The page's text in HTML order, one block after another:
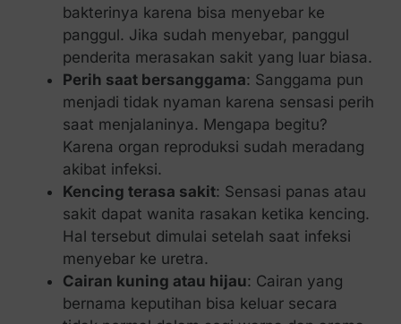
bakterinya karena bisa menyebar ke
panggul. Jika sudah menyebar, panggul
penderita merasakan sakit yang luar biasa.
Perih saat bersanggama: Sanggama pun
menjadi tidak nyaman karena sensasi perih
saat menjalaninya. Mengapa begitu?
Karena organ reproduksi sudah meradang
akibat infeksi.
Kencing terasa sakit: Sensasi panas atau
sakit dapat wanita rasakan ketika kencing.
Hal tersebut dimulai setelah saat infeksi
menyebar ke uretra.
Cairan kuning atau hijau: Cairan yang
bernama keputihan bisa keluar secara